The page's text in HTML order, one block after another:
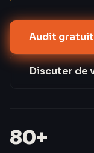
visuel complet
construit la
identités
France.
Audit
Discuter de
80+